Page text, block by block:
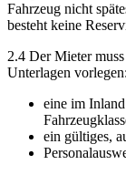
Fahrzeug nicht
besteht keine
2.4 Der Mieter
Unterlagen vorlegen:
eine im
ein gültiges,